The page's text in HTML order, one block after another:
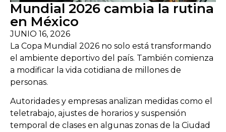
Mundial 2026 cambia la rutina
en México
JUNIO 16, 2026
La Copa Mundial 2026 no solo está transformando
el ambiente deportivo del país. También comienza
a modificar la vida cotidiana de millones de
personas.
Autoridades y empresas analizan medidas como el
teletrabajo, ajustes de horarios y suspensión
temporal de clases en algunas zonas de la Ciudad